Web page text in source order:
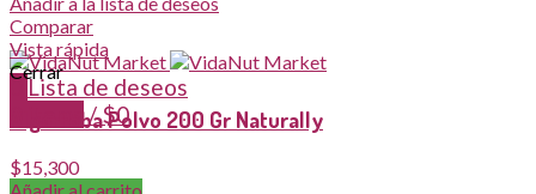
0Lista de deseos
/$0
Comparar
Vista rápida
Cerrar
Algarroba Polvo 200 Gr Naturally
$15,300